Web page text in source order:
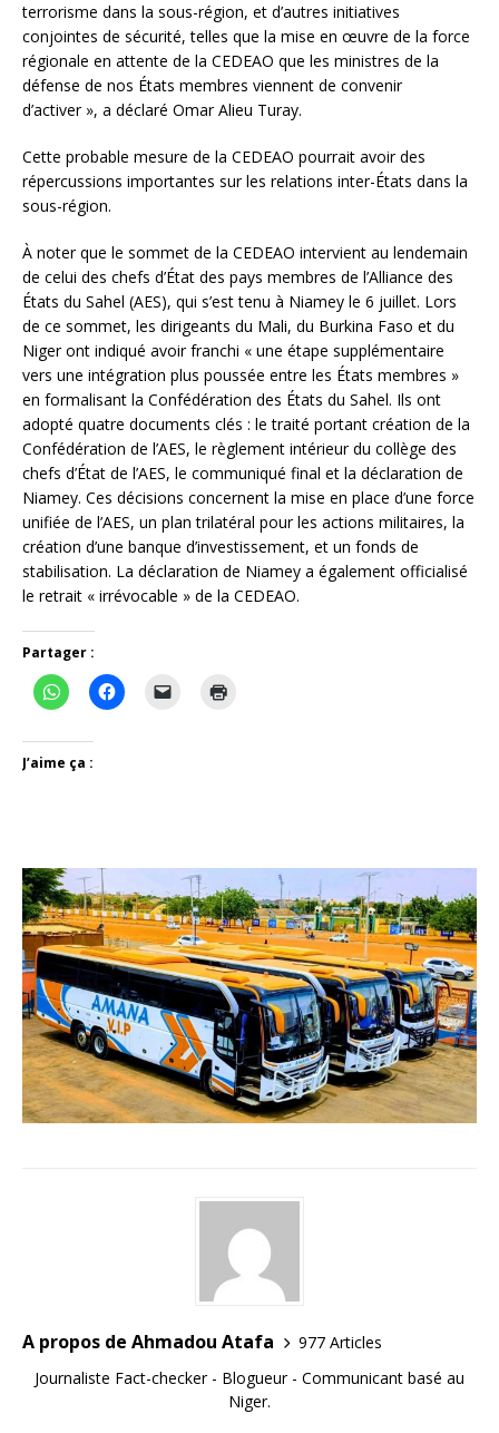
terrorisme dans la sous-région, et d’autres initiatives
conjointes de sécurité, telles que la mise en œuvre de la force
régionale en attente de la CEDEAO que les ministres de la
défense de nos États membres viennent de convenir
d’activer », a déclaré Omar Alieu Turay.
Cette probable mesure de la CEDEAO pourrait avoir des
répercussions importantes sur les relations inter-États dans la
sous-région.
À noter que le sommet de la CEDEAO intervient au lendemain
de celui des chefs d’État des pays membres de l’Alliance des
États du Sahel (AES), qui s’est tenu à Niamey le 6 juillet. Lors
de ce sommet, les dirigeants du Mali, du Burkina Faso et du
Niger ont indiqué avoir franchi « une étape supplémentaire
vers une intégration plus poussée entre les États membres »
en formalisant la Confédération des États du Sahel. Ils ont
adopté quatre documents clés : le traité portant création de la
Confédération de l’AES, le règlement intérieur du collège des
chefs d’État de l’AES, le communiqué final et la déclaration de
Niamey. Ces décisions concernent la mise en place d’une force
unifiée de l’AES, un plan trilatéral pour les actions militaires, la
création d’une banque d’investissement, et un fonds de
stabilisation. La déclaration de Niamey a également officialisé
le retrait « irrévocable » de la CEDEAO.
Partager :
J’aime ça :
A propos de Ahmadou Atafa
977 Articles
Journaliste Fact-checker - Blogueur - Communicant basé au
Niger.